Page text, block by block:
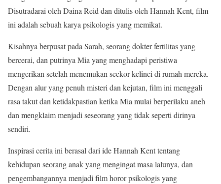
Disutradarai oleh Daina Reid dan ditulis oleh Hannah Kent, film
ini adalah sebuah karya psikologis yang memikat.
Kisahnya berpusat pada Sarah, seorang dokter fertilitas yang
bercerai, dan putrinya Mia yang menghadapi peristiwa
mengerikan setelah menemukan seekor kelinci di rumah mereka.
Dengan alur yang penuh misteri dan kejutan, film ini menggali
rasa takut dan ketidakpastian ketika Mia mulai berperilaku aneh
dan mengklaim menjadi seseorang yang tidak seperti dirinya
sendiri.
Inspirasi cerita ini berasal dari ide Hannah Kent tentang
kehidupan seorang anak yang mengingat masa lalunya, dan
pengembangannya menjadi film horor psikologis yang